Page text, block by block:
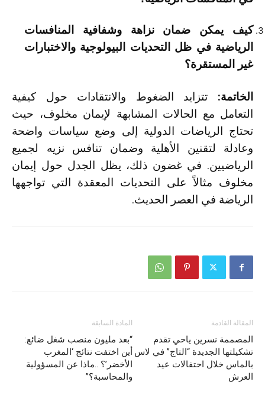
كيف يمكن ضمان نزاهة وشفافية المنافسات
الرياضية في ظل التحديات البيولوجية والاختبارات
غير المستقرة؟
الخاتمة: تتزايد الضغوط والانتقادات حول كيفية
التعامل مع الحالات المشابهة لإيمان مخلوف، حيث
تحتاج الرياضات الدولية إلى وضع سياسات واضحة
وعادلة لتقنين الأهلية وضمان تنافس نزيه لجميع
الرياضيين. في غضون ذلك، يظل الجدل حول إيمان
مخلوف مثالاً على التحديات المعقدة التي تواجهها
الرياضة في العصر الحديث.
المادة السابقة
“بعد مليون منصب شغل ضائع:
أين اختفت نتائج ‘المغرب
الأخضر’؟ ..ماذا عن المسؤولية
والمحاسبة؟”
المقالة القادمة
المصممة نسرين ياحي تقدم
تشكيلتها الجديدة “التاج” في لاس
بالماس خلال احتفالات عيد
العرش